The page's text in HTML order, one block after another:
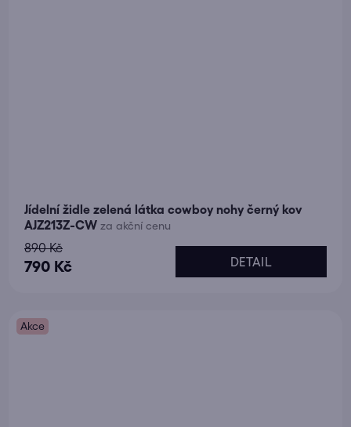
Jídelní židle zelená látka cowboy nohy černý kov
AJZ213Z-CW za akční cenu
790 Kč
890 Kč
DETAIL
Akce